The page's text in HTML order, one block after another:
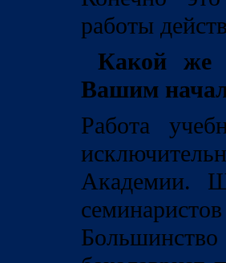
работы
Какой же
Вашим
Работа
Академии.